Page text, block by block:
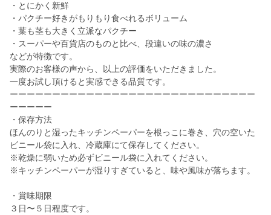
・とにかく新鮮
・パクチー好きがもりもり食べれるボリューム
・葉も茎も大きく立派なパクチー
・スーパーや百貨店のものと比べ、段違いの味の濃さ
などが特徴です。
実際のお客様の声から、以上の評価をいただきました。
一度お試し頂けると実感できる品質です。
ーーーーーーーーーーーーーーーーーーーーーーーーーーーーー
ーーーーー
・保存方法
ほんのりと湿ったキッチンペーパーを根っこに巻き、穴の空いた
ビニール袋に入れ、冷蔵庫にて保存してください。
※乾燥に弱いため必ずビニール袋に入れてください。
※キッチンペーパーが湿りすぎていると、味や風味が落ちます。
・賞味期限
３日〜５日程度です。